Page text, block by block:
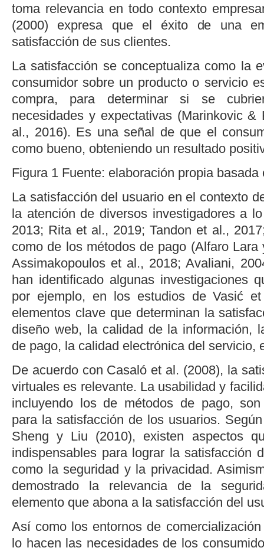
toma relevancia en todo contexto
(2000) expresa que el éxito de una
satisfacción de sus clientes.
La satisfacción se conceptualiza como la
consumidor sobre un producto o servicio
compra, para determinar si se
necesidades y expectativas (Marinkovic &
al., 2016). Es una señal de que el
como bueno, obteniendo un resultado
Figura 1 Fuente: elaboración propia
La satisfacción del usuario en el contexto
la atención de diversos investigadores a
2013; Rita et al., 2019;Tandon et al., 2017
como de los métodos de pago (Alfaro Lara
Assimakopoulos et al., 2018;Avaliani,
han identificado algunas investigaciones
por ejemplo, en los estudios deVasić
elementos clave que determinan la
diseño web, la calidad de la información,
de pago, la calidad electrónica del servicio,
De acuerdo con Casaló et al. (2008), la
virtuales es relevante. La usabilidad y
incluyendo los de métodos de pago, son
para la satisfacción de los usuarios.
Sheng y Liu (2010), existen aspectos
indispensables para lograr la satisfacción
como la seguridad y la privacidad.
demostrado la relevancia de la
elemento que abona a la satisfacción del
Así como los entornos de
lo hacen las necesidades de los